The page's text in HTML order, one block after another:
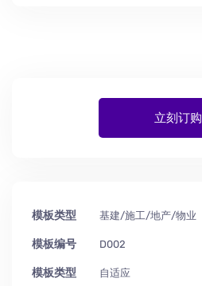
立刻订购
模板类型 基建/施工/地产/物业
模板编号 D002
模板类型 自适应